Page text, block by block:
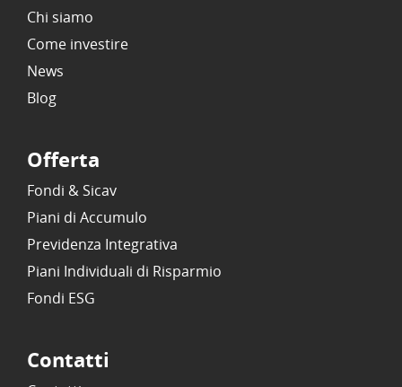
Chi siamo
Come investire
News
Blog
Offerta
Fondi & Sicav
Piani di Accumulo
Previdenza Integrativa
Piani Individuali di Risparmio
Fondi ESG
Contatti